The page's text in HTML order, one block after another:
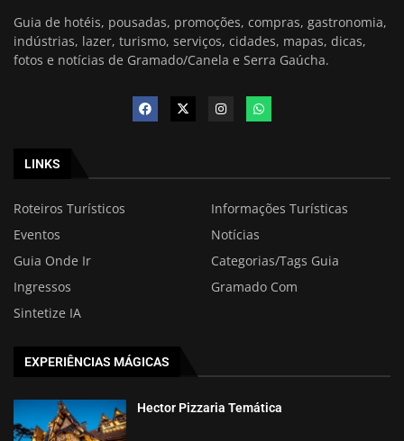
Guia de hotéis, pousadas, promoções, compras, gastronomia,
indústrias, lazer, turismo, serviços, cidades, mapas, dicas,
fotos e notícias de Gramado/Canela e Serra Gaúcha.
LINKS
Roteiros Turísticos
Informações Turísticas
Eventos
Notícias
Guia Onde Ir
Categorias/Tags Guia
Ingressos
Gramado Com
Sintetize IA
EXPERIÊNCIAS MÁGICAS
Hector Pizzaria Temática